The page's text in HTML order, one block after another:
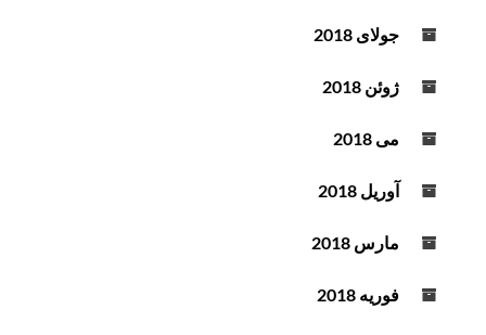
جولای 2018
ژوئن 2018
می 2018
آوریل 2018
مارس 2018
فوریه 2018